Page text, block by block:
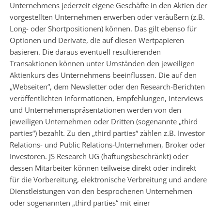
Unternehmens jederzeit eigene Geschäfte in den Aktien der
vorgestellten Unternehmen erwerben oder veräußern (z.B.
Long- oder Shortpositionen) können. Das gilt ebenso für
Optionen und Derivate, die auf diesen Wertpapieren
basieren. Die daraus eventuell resultierenden
Transaktionen können unter Umständen den jeweiligen
Aktienkurs des Unternehmens beeinflussen. Die auf den
„Webseiten“, dem Newsletter oder den Research-Berichten
veröffentlichten Informationen, Empfehlungen, Interviews
und Unternehmenspräsentationen werden von den
jeweiligen Unternehmen oder Dritten (sogenannte „third
parties“) bezahlt. Zu den „third parties“ zählen z.B. Investor
Relations- und Public Relations-Unternehmen, Broker oder
Investoren. JS Research UG (haftungsbeschränkt) oder
dessen Mitarbeiter können teilweise direkt oder indirekt
für die Vorbereitung, elektronische Verbreitung und andere
Dienstleistungen von den besprochenen Unternehmen
oder sogenannten „third parties“ mit einer